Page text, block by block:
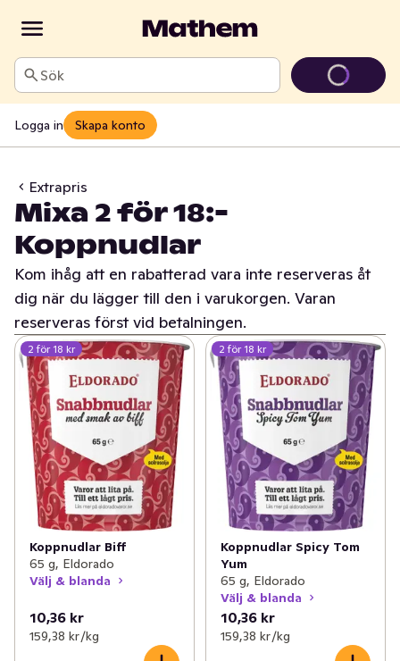
Sök
Logga in Skapa konto
Extrapris
Mixa 2 för 18:-
Koppnudlar
Kom ihåg att en rabatterad vara inte reserveras åt
dig när du lägger till den i varukorgen. Varan
reserveras först vid betalningen.
2 för 18 kr
Koppnudlar Biff
65 g, Eldorado
Välj & blanda
10,36 kr
159,38 kr /kg
2 för 18 kr
Koppnudlar Spicy Tom
Yum
65 g, Eldorado
Välj & blanda
10,36 kr
159,38 kr /kg